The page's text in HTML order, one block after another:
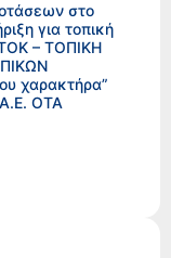
στο
για τοπική
– ΤΟΠΙΚΗ
χαρακτήρα”
ΟΤΑ